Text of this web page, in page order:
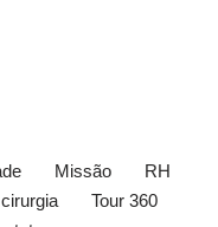
Missão
RH
Tour 360